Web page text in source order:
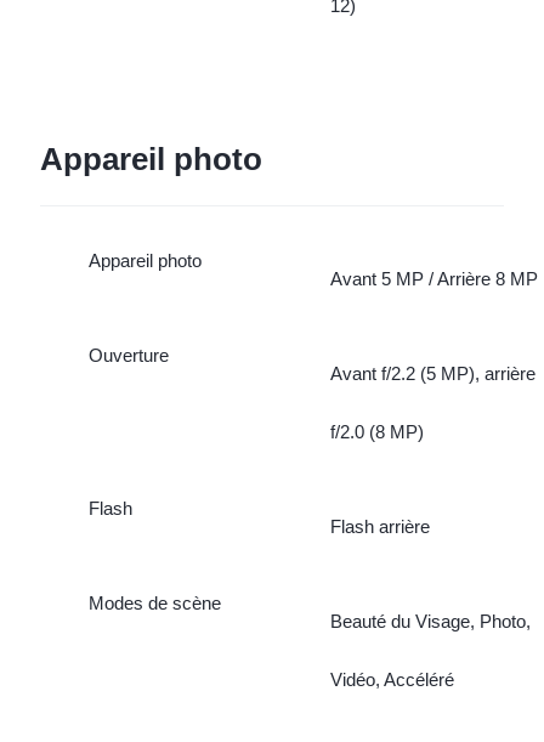
12)
Appareil photo
Appareil photo
Avant 5 MP / Arrière 8 MP
Ouverture
Avant f/2.2 (5 MP), arrière
f/2.0 (8 MP)
Flash
Flash arrière
Modes de scène
Beauté du Visage, Photo,
Vidéo, Accéléré